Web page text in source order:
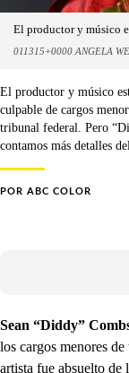
El productor y músico
011315+0000 ANGELA
El productor y músico
culpable de cargos
tribunal federal. Pero
contamos más detalles
POR ABC COLOR
Sean “Diddy”
los cargos menores de
artista fue absuelto de